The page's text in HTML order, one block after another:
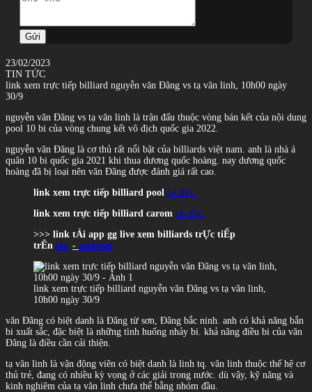
Gửi
23/02/2023
TIN TỨC
link xem trực tiếp billiard nguyễn văn Đãng vs tạ văn linh, 10h00 ngày
30/9
nguyễn văn Đãng vs tạ văn linh là trận đấu thuộc vòng bán kết của nội dung
pool 10 bi của vòng chung kết vô địch quốc gia 2022.
nguyễn văn Đãng là cơ thủ rất nổi bật của billiards việt nam. anh là nhà á
quân 10 bi quốc gia 2021 khi thua dương quốc hoàng. nay dương quốc
hoàng đã bị loại nên văn Đãng được đánh giá rất cao.
link xem trực tiếp billiard pool tại đây.
link xem trực tiếp billiard carom tại đây.
>>> link tẢi app gg live xem billiards trỰc tiẾp
trÊn ios - android
link xem trực tiếp billiard nguyễn văn Đãng vs tạ văn linh,
10h00 ngày 30/9
văn Đãng có biệt danh là Đãng từ sơn, Đãng bắc ninh. anh có khả năng bắn
bi xuất sắc, đặc biệt là những tình huống nhảy bi. khả năng điều bi của văn
Đãng là điều cần cải thiện.
tạ văn linh là vận động viên có biệt danh là linh tq. văn linh thuộc thế hệ cơ
thủ trẻ, đang có nhiều kỳ vọng ở các giải trong nước. dù vậy, kỹ năng và
kinh nghiêm của tạ văn linh chưa thể bằng nhóm đầu.